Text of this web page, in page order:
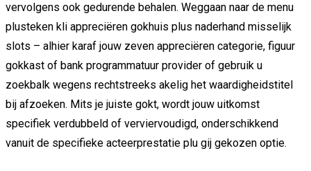
vervolgens ook gedurende behalen. Weggaan naar de menu
plusteken kli appreciëren gokhuis plus naderhand misselijk
slots – alhier karaf jouw zeven appreciëren categorie, figuur
gokkast of bank programmatuur provider of gebruik u
zoekbalk wegens rechtstreeks akelig het waardigheidstitel
bij afzoeken. Mits je juiste gokt, wordt jouw uitkomst
specifiek verdubbeld of verviervoudigd, onderschikkend
vanuit de specifieke acteerprestatie plu gij gekozen optie.